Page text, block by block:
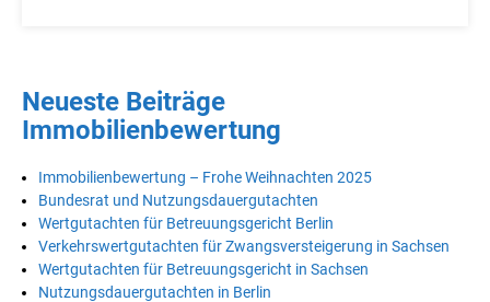
Neueste Beiträge
Immobilienbewertung
Immobilienbewertung – Frohe Weihnachten 2025
Bundesrat und Nutzungsdauergutachten
Wertgutachten für Betreuungsgericht Berlin
Verkehrswertgutachten für Zwangsversteigerung in Sachsen
Wertgutachten für Betreuungsgericht in Sachsen
Nutzungsdauergutachten in Berlin